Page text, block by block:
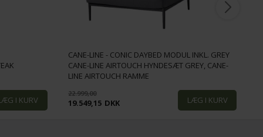
CANE-LINE - CONIC DAYBED MODUL INKL. GREY
CANE-LINE AIRTOUCH HYNDESÆT GREY, CANE-
LINE AIRTOUCH RAMME
22.999,00
19.549,15 DKK